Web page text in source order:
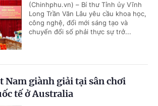
(Chinhphu.vn) – Bí thư Tỉnh ủy Vĩnh
Long Trần Văn Lâu yêu cầu khoa học,
công nghệ, đổi mới sáng tạo và
chuyển đổi số phải thực sự trở...
Nam giành giải tại sân chơi
tế ở Australia